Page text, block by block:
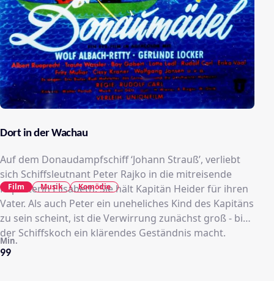
Dort in der Wachau
Auf dem Donaudampfschiff ‘Johann Strauß’, verliebt
sich Schiffsleutnant Peter Rajko in die mitreisende
Reporterin Elisabeth. Sie hält Kapitän Heider für ihren
Vater. Als auch Peter ein uneheliches Kind des Kapitäns
zu sein scheint, ist die Verwirrung zunächst groß - bis
der Schiffskoch ein klärendes Geständnis macht.
99
Min.
Film Musik Komödie